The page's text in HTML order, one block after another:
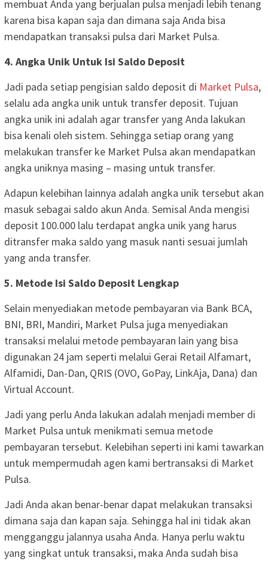
membuat Anda yang berjualan pulsa menjadi lebih tenang
karena bisa kapan saja dan dimana saja Anda bisa
mendapatkan transaksi pulsa dari Market Pulsa.
4. Angka Unik Untuk Isi Saldo Deposit
Jadi pada setiap pengisian saldo deposit di Market Pulsa,
selalu ada angka unik untuk transfer deposit. Tujuan
angka unik ini adalah agar transfer yang Anda lakukan
bisa kenali oleh sistem. Sehingga setiap orang yang
melakukan transfer ke Market Pulsa akan mendapatkan
angka uniknya masing – masing untuk transfer.
Adapun kelebihan lainnya adalah angka unik tersebut akan
masuk sebagai saldo akun Anda. Semisal Anda mengisi
deposit 100.000 lalu terdapat angka unik yang harus
ditransfer maka saldo yang masuk nanti sesuai jumlah
yang anda transfer.
5. Metode Isi Saldo Deposit Lengkap
Selain menyediakan metode pembayaran via Bank BCA,
BNI, BRI, Mandiri, Market Pulsa juga menyediakan
transaksi melalui metode pembayaran lain yang bisa
digunakan 24 jam seperti melalui Gerai Retail Alfamart,
Alfamidi, Dan-Dan, QRIS (OVO, GoPay, LinkAja, Dana) dan
Virtual Account.
Jadi yang perlu Anda lakukan adalah menjadi member di
Market Pulsa untuk menikmati semua metode
pembayaran tersebut. Kelebihan seperti ini kami tawarkan
untuk mempermudah agen kami bertransaksi di Market
Pulsa.
Jadi Anda akan benar-benar dapat melakukan transaksi
dimana saja dan kapan saja. Sehingga hal ini tidak akan
mengganggu jalannya usaha Anda. Hanya perlu waktu
yang singkat untuk transaksi, maka Anda sudah bisa